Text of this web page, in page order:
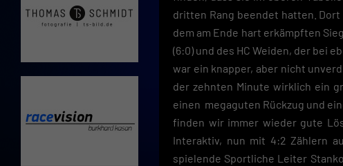
dritten Rang beendet hatten.
dem am Ende hart erkämpften
(6:0) und des HC Weiden, der bei
war ein knapper, aber nicht
der zehnten Minute wirklich ein
einen megaguten Rückzug und
finden wir immer wieder gute
Interaktiv, nun mit 4:2 Zählern
spielende Sportliche Leiter
Essenzielle
Funktion der